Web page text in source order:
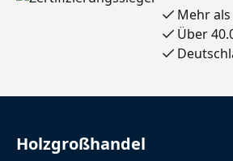
Mehr
Über
Holzgroßhandel